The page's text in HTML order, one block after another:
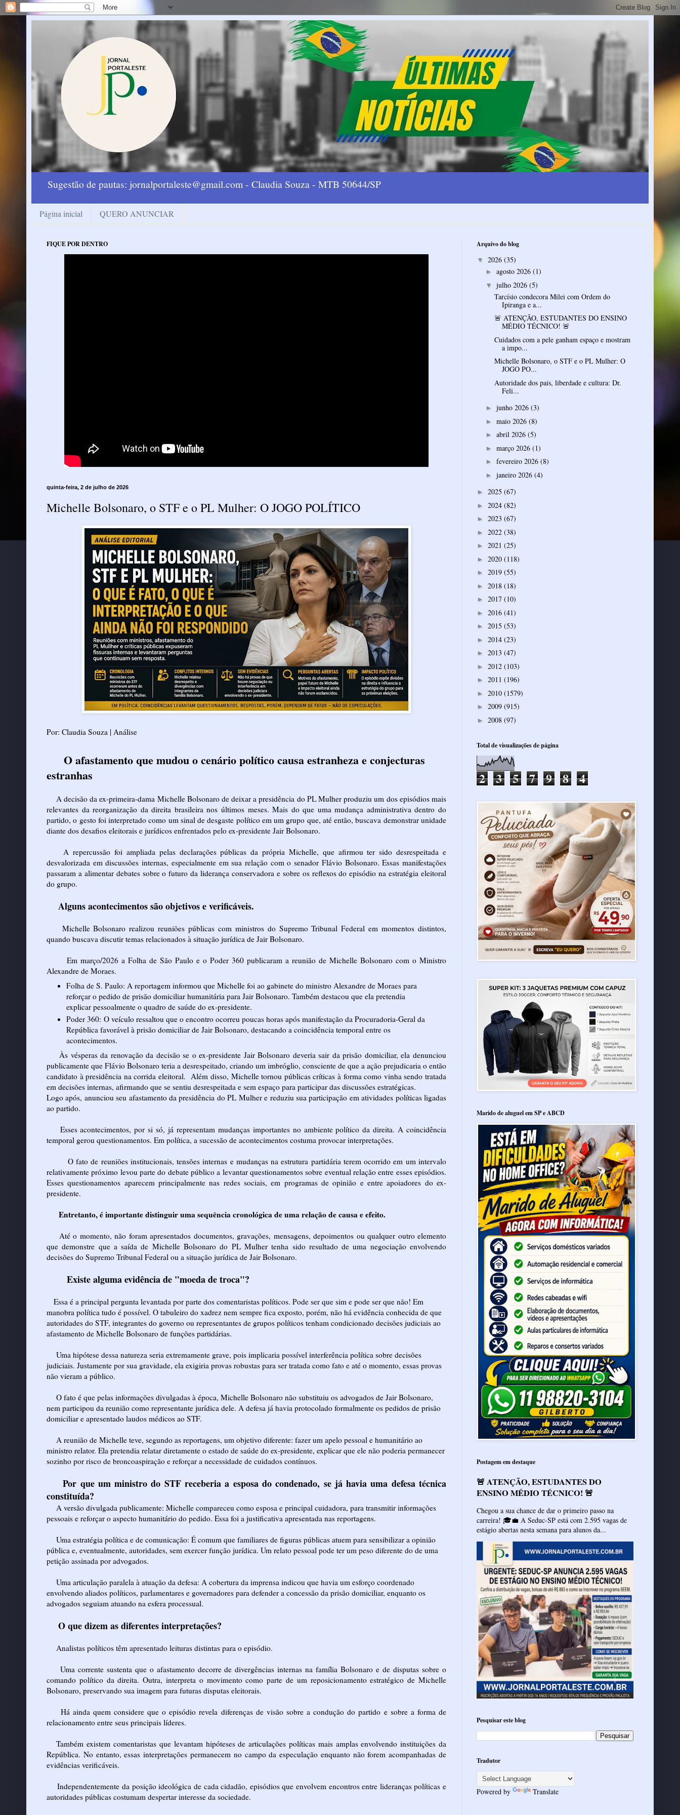
Sugestão de pautas: jornalportaleste@gmail.com - Claudia Souza - MTB 50644/SP
Página inicial QUERO ANUNCIAR
FIQUE POR DENTRO
quinta-feira, 2 de julho de 2026
Michelle Bolsonaro, o STF e o PL Mulher: O JOGO POLÍTICO
Por: Claudia Souza | Análise
O afastamento que mudou o cenário político causa estranheza e conjecturas
estranhas
A decisão da ex-primeira-dama Michelle Bolsonaro de deixar a presidência do PL Mulher produziu um dos episódios mais
relevantes da reorganização da direita brasileira nos últimos meses. Mais do que uma mudança administrativa dentro do
partido, o gesto foi interpretado como um sinal de desgaste político em um grupo que, até então, buscava demonstrar unidade
diante dos desafios eleitorais e jurídicos enfrentados pelo ex-presidente Jair Bolsonaro.
A repercussão foi ampliada pelas declarações públicas da própria Michelle, que afirmou ter sido desrespeitada e
desvalorizada em discussões internas, especialmente em sua relação com o senador Flávio Bolsonaro. Essas manifestações
passaram a alimentar debates sobre o futuro da liderança conservadora e sobre os reflexos do episódio na estratégia eleitoral
do grupo.
Alguns acontecimentos são objetivos e verificáveis.
Michelle Bolsonaro realizou reuniões públicas com ministros do Supremo Tribunal Federal em momentos distintos,
quando buscava discutir temas relacionados à situação jurídica de Jair Bolsonaro.
Em março/2026 a Folha de São Paulo e o Poder 360 publicaram a reunião de Michelle Bolsonaro com o Ministro
Alexandre de Moraes.
Folha de S. Paulo: A reportagem informou que Michelle foi ao gabinete do ministro Alexandre de Moraes para
reforçar o pedido de prisão domiciliar humanitária para Jair Bolsonaro. Também destacou que ela pretendia
explicar pessoalmente o quadro de saúde do ex-presidente.
Poder 360: O veículo ressaltou que o encontro ocorreu poucas horas após manifestação da Procuradoria-Geral da
República favorável à prisão domiciliar de Jair Bolsonaro, destacando a coincidência temporal entre os
acontecimentos.
Às vésperas da renovação da decisão se o ex-presidente Jair Bolsonaro deveria sair da prisão domiciliar, ela denunciou
publicamente que Flávio Bolsonaro teria a desrespeitado, criando um imbróglio, consciente de que a ação prejudicaria o então
candidato à presidência na corrida eleitoral. Além disso, Michelle tornou públicas críticas à forma como vinha sendo tratada
em decisões internas, afirmando que se sentiu desrespeitada e sem espaço para participar das discussões estratégicas.
Logo após, anunciou seu afastamento da presidência do PL Mulher e reduziu sua participação em atividades políticas ligadas
ao partido.
Esses acontecimentos, por si só, já representam mudanças importantes no ambiente político da direita. A coincidência
temporal gerou questionamentos. Em política, a sucessão de acontecimentos costuma provocar interpretações.
O fato de reuniões institucionais, tensões internas e mudanças na estrutura partidária terem ocorrido em um intervalo
relativamente próximo levou parte do debate público a levantar questionamentos sobre eventual relação entre esses episódios.
Esses questionamentos aparecem principalmente nas redes sociais, em programas de opinião e entre apoiadores do ex-
presidente.
Entretanto, é importante distinguir uma sequência cronológica de uma relação de causa e efeito.
Até o momento, não foram apresentados documentos, gravações, mensagens, depoimentos ou qualquer outro elemento
que demonstre que a saída de Michelle Bolsonaro do PL Mulher tenha sido resultado de uma negociação envolvendo
decisões do Supremo Tribunal Federal ou a situação jurídica de Jair Bolsonaro.
Existe alguma evidência de "moeda de troca"?
Essa é a principal pergunta levantada por parte dos comentaristas políticos. Pode ser que sim e pode ser que não! Em
manobra política tudo é possível. O tabuleiro do xadrez nem sempre fica exposto, porém, não há evidência conhecida de que
autoridades do STF, integrantes do governo ou representantes de grupos políticos tenham condicionado decisões judiciais ao
afastamento de Michelle Bolsonaro de funções partidárias.
Uma hipótese dessa natureza seria extremamente grave, pois implicaria possível interferência política sobre decisões
judiciais. Justamente por sua gravidade, ela exigiria provas robustas para ser tratada como fato e até o momento, essas provas
não vieram a público.
O fato é que pelas informações divulgadas à época, Michelle Bolsonaro não substituiu os advogados de Jair Bolsonaro,
nem participou da reunião como representante jurídica dele. A defesa já havia protocolado formalmente os pedidos de prisão
domiciliar e apresentado laudos médicos ao STF.
A reunião de Michelle teve, segundo as reportagens, um objetivo diferente: fazer um apelo pessoal e humanitário ao
ministro relator. Ela pretendia relatar diretamente o estado de saúde do ex-presidente, explicar que ele não poderia permanecer
sozinho por risco de broncoaspiração e reforçar a necessidade de cuidados contínuos.
Por que um ministro do STF receberia a esposa do condenado, se já havia uma defesa técnica
constituída?
A versão divulgada publicamente: Michelle compareceu como esposa e principal cuidadora, para transmitir informações
pessoais e reforçar o aspecto humanitário do pedido. Essa foi a justificativa apresentada nas reportagens.
Uma estratégia política e de comunicação: É comum que familiares de figuras públicas atuem para sensibilizar a opinião
pública e, eventualmente, autoridades, sem exercer função jurídica. Um relato pessoal pode ter um peso diferente do de uma
petição assinada por advogados.
Uma articulação paralela à atuação da defesa: A cobertura da imprensa indicou que havia um esforço coordenado
envolvendo aliados políticos, parlamentares e governadores para defender a concessão da prisão domiciliar, enquanto os
advogados seguiam atuando na esfera processual.
O que dizem as diferentes interpretações?
Analistas políticos têm apresentado leituras distintas para o episódio.
Uma corrente sustenta que o afastamento decorre de divergências internas na família Bolsonaro e de disputas sobre o
comando político da direita. Outra, interpreta o movimento como parte de um reposicionamento estratégico de Michelle
Bolsonaro, preservando sua imagem para futuras disputas eleitorais.
Há ainda quem considere que o episódio revela diferenças de visão sobre a condução do partido e sobre a forma de
relacionamento entre seus principais líderes.
Também existem comentaristas que levantam hipóteses de articulações políticas mais amplas envolvendo instituições da
República. No entanto, essas interpretações permanecem no campo da especulação enquanto não forem acompanhadas de
evidências verificáveis.
Independentemente da posição ideológica de cada cidadão, episódios que envolvem encontros entre lideranças políticas e
autoridades públicas costumam despertar interesse da sociedade.
Arquivo do blog
▼ 2026 (35)
► agosto 2026 (1)
▼ julho 2026 (5)
Tarcísio condecora Milei com Ordem do
Ipiranga e a...
🚨 ATENÇÃO, ESTUDANTES DO ENSINO
MÉDIO TÉCNICO! 🚨
Cuidados com a pele ganham espaço e mostram
a impo...
Michelle Bolsonaro, o STF e o PL Mulher: O
JOGO PO...
Autoridade dos pais, liberdade e cultura: Dr.
Feli...
► junho 2026 (3)
► maio 2026 (8)
► abril 2026 (5)
► março 2026 (1)
► fevereiro 2026 (8)
► janeiro 2026 (4)
► 2025 (67)
► 2024 (82)
► 2023 (67)
► 2022 (38)
► 2021 (25)
► 2020 (118)
► 2019 (55)
► 2018 (18)
► 2017 (10)
► 2016 (41)
► 2015 (53)
► 2014 (23)
► 2013 (47)
► 2012 (103)
► 2011 (196)
► 2010 (1579)
► 2009 (915)
► 2008 (97)
Total de visualizações de página
2 3 5 7 9 8 4
Marido de aluguel em SP e ABCD
Postagem em destaque
🚨 ATENÇÃO, ESTUDANTES DO
ENSINO MÉDIO TÉCNICO! 🚨
Chegou a sua chance de dar o primeiro passo na
carreira! 🎓💼 A Seduc-SP está com 2.595 vagas de
estágio abertas nesta semana para alunos da...
Pesquisar este blog
Tradutor
Powered by Translate